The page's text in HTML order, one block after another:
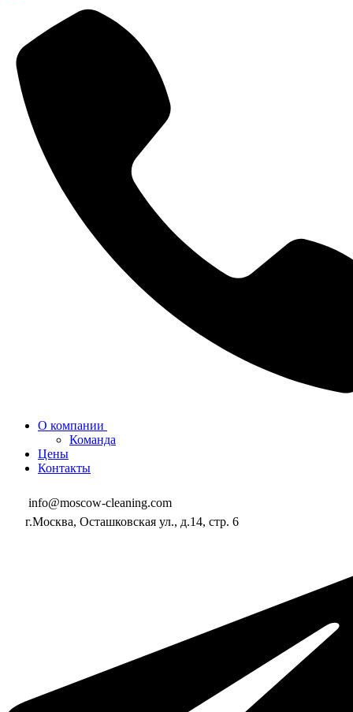
О компании
Команда
Цены
Контакты
info@moscow-cleaning.com
г.Москва, Осташковская ул., д.14, стр. 6